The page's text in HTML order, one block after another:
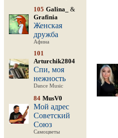
105 Galina_
&
Grafinia
Женская
дружба
Афина
101
Arturchik2804
Спи, моя
нежность
Dance Music
84 MusV0
Мой адрес
Советский
Союз
Самоцветы